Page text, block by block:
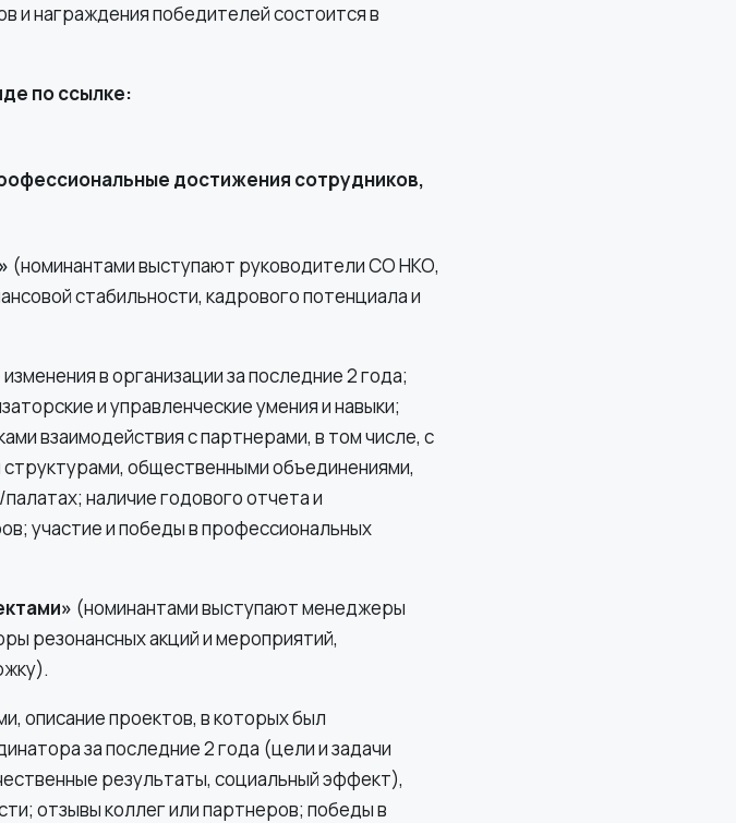
и награждения победителей состоится в
по ссылке:
достижения сотрудников,
(номинантами выступают руководители СО НКО,
стабильности, кадрового потенциала и
в организации за последние 2 года;
и управленческие умения и навыки;
взаимодействия с партнерами, в том числе, с
общественными объединениями,
наличие годового отчета и
участие и победы в профессиональных
(номинантами выступают менеджеры
резонансных акций и мероприятий,
описание проектов, в которых был
за последние 2 года (цели и задачи
результаты, социальный эффект),
отзывы коллег или партнеров; победы в